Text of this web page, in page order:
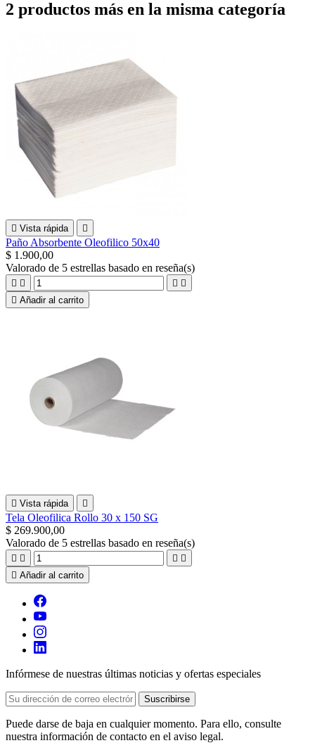
2 productos más en la misma categoría
 Vista rápida 
Paño Absorbente Oleofilico 50x40
$ 1.900,00
Valorado de 5 estrellas basado en reseña(s)
   
 Añadir al carrito
 Vista rápida 
Tela Oleofilica Rollo 30 x 150 SG
$ 269.900,00
Valorado de 5 estrellas basado en reseña(s)
   
 Añadir al carrito
Infórmese de nuestras últimas noticias y ofertas especiales
Puede darse de baja en cualquier momento. Para ello, consulte
nuestra información de contacto en el aviso legal.